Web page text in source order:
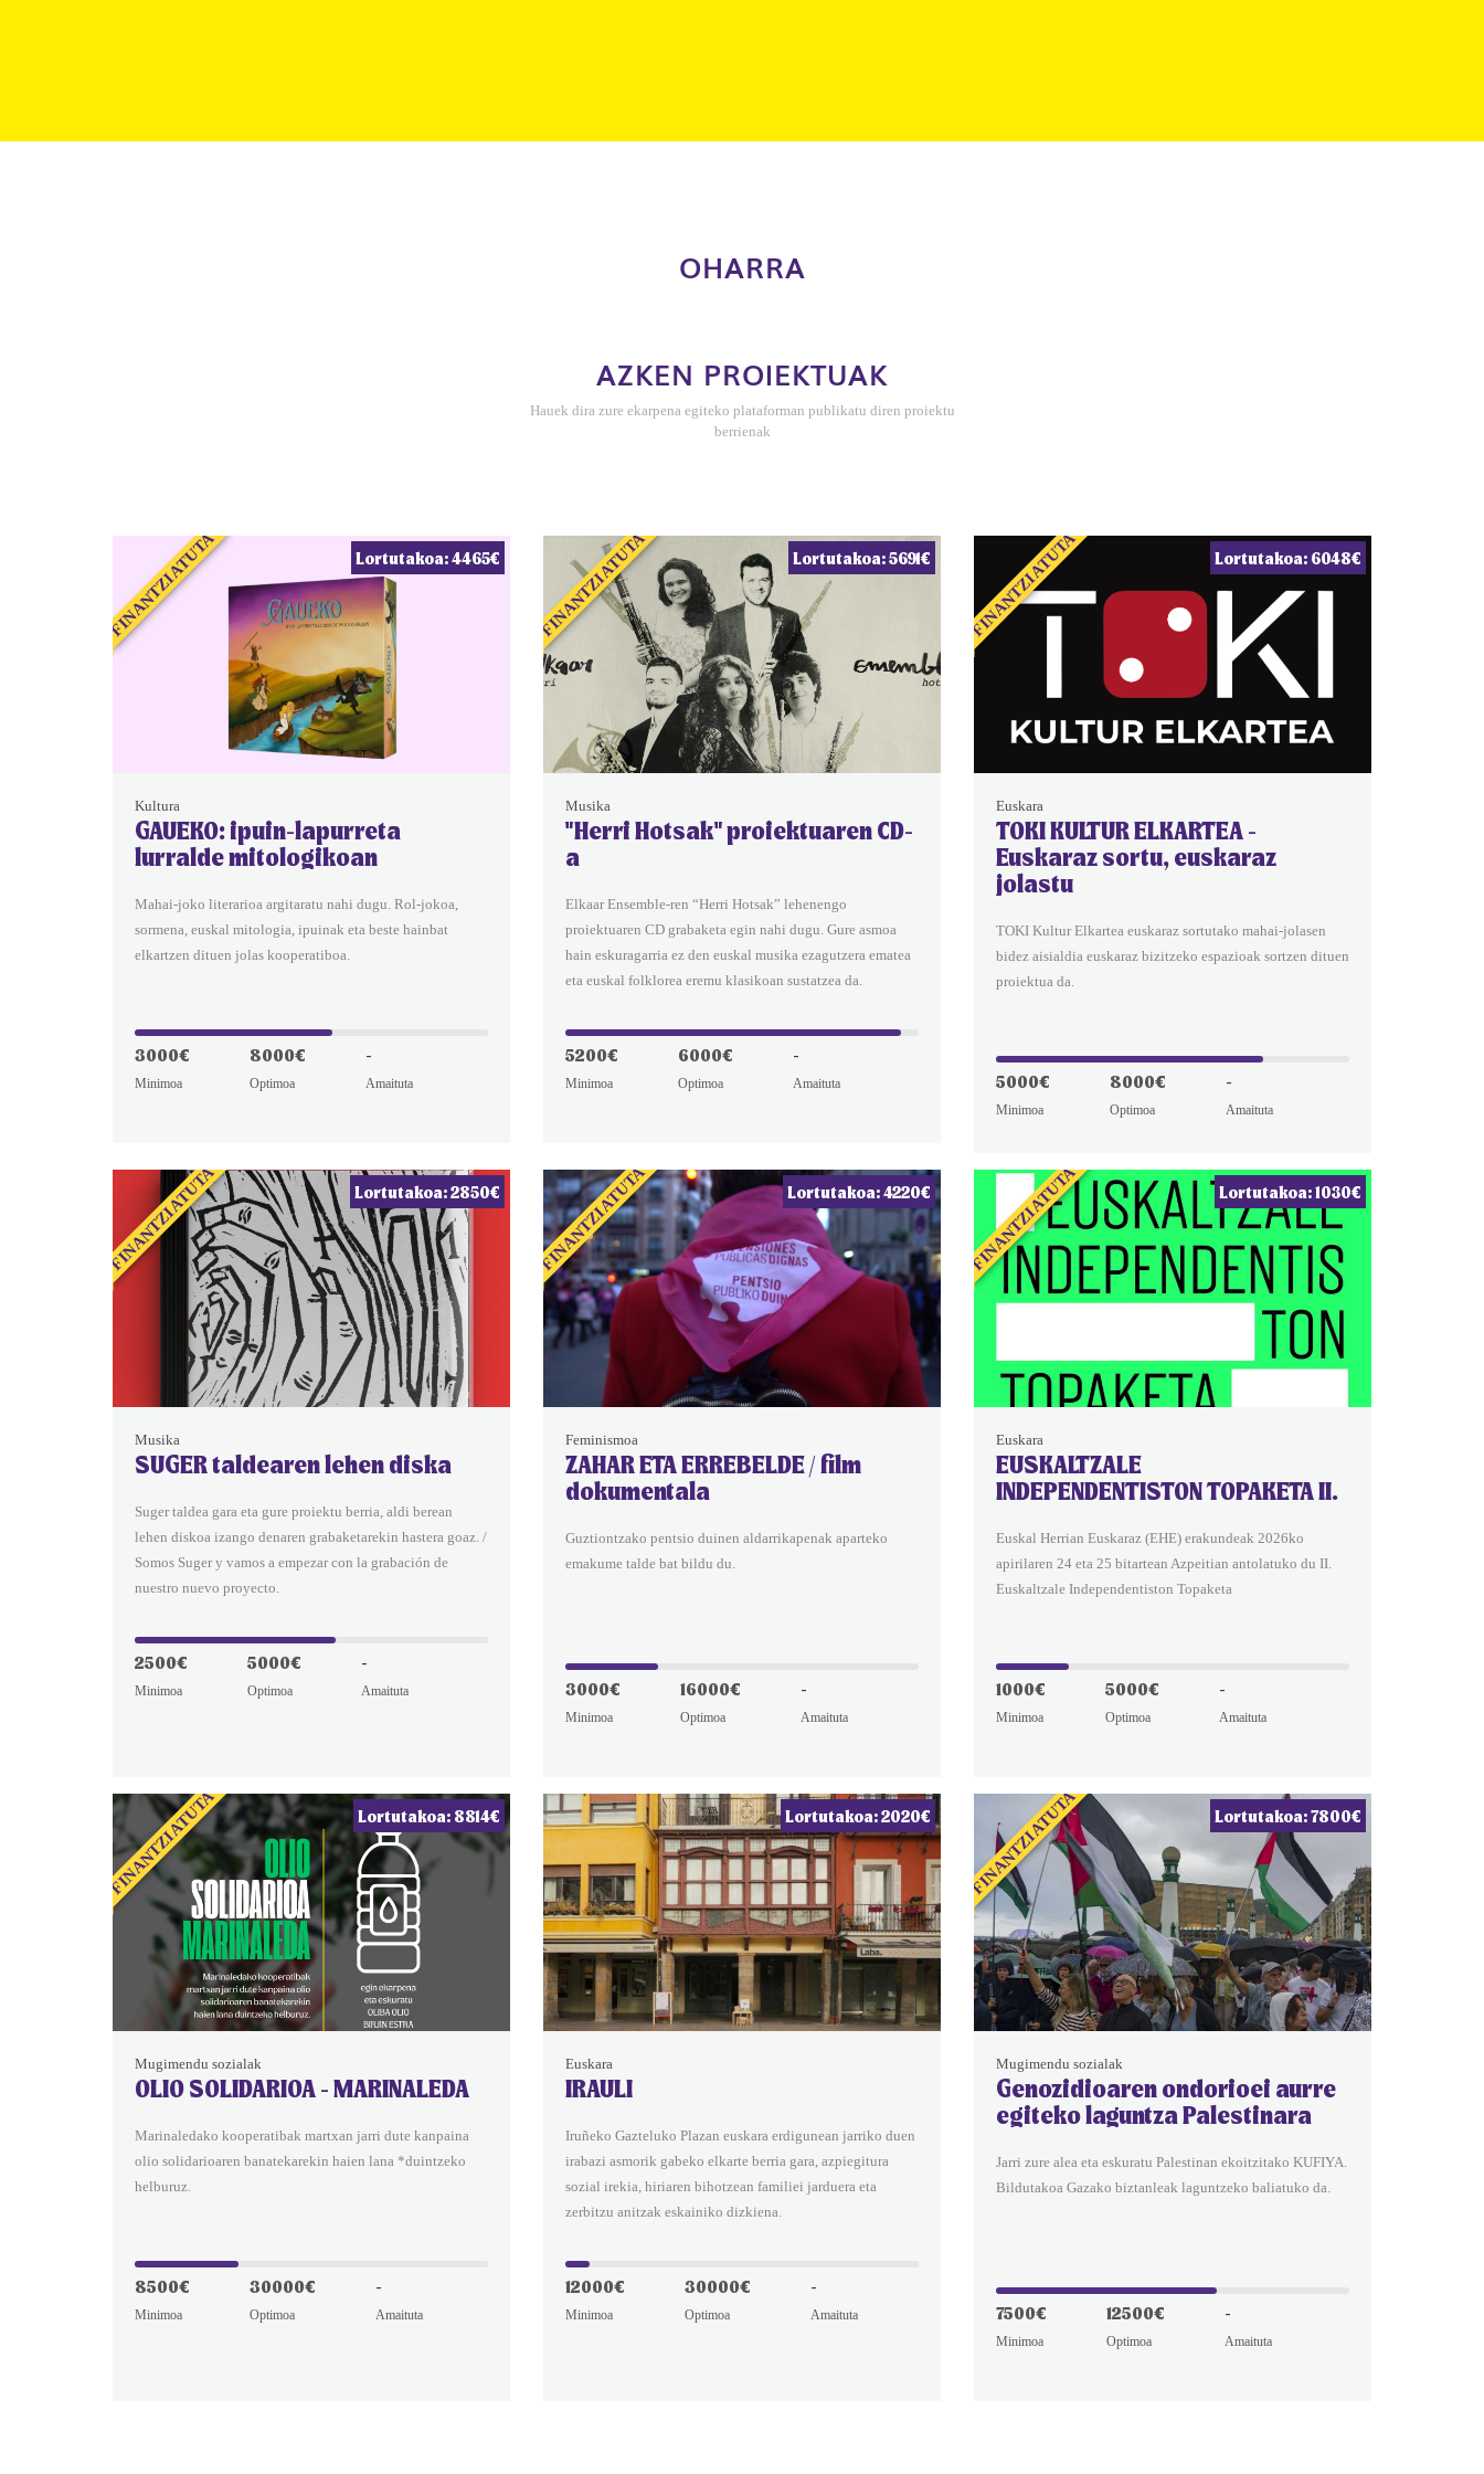
OHARRA
AZKEN PROIEKTUAK
Hauek dira zure ekarpena egiteko plataforman publikatu diren proiektu
berrienak
FINANTZIATUTA Lortutakoa: 4465€
Kultura
GAUEKO: ipuin-lapurreta
lurralde mitologikoan
Mahai-joko literarioa argitaratu nahi dugu. Rol-jokoa,
sormena, euskal mitologia, ipuinak eta beste hainbat
elkartzen dituen jolas kooperatiboa.
3000€
Minimoa
8000€
Optimoa
-
Amaituta
FINANTZIATUTA Lortutakoa: 5691€
Musika
"Herri Hotsak" proiektuaren CD-
a
Elkaar Ensemble-ren “Herri Hotsak” lehenengo
proiektuaren CD grabaketa egin nahi dugu. Gure asmoa
hain eskuragarria ez den euskal musika ezagutzera ematea
eta euskal folklorea eremu klasikoan sustatzea da.
5200€
Minimoa
6000€
Optimoa
-
Amaituta
FINANTZIATUTA Lortutakoa: 6048€
Euskara
TOKI KULTUR ELKARTEA -
Euskaraz sortu, euskaraz
jolastu
TOKI Kultur Elkartea euskaraz sortutako mahai-jolasen
bidez aisialdia euskaraz bizitzeko espazioak sortzen dituen
proiektua da.
5000€
Minimoa
8000€
Optimoa
-
Amaituta
FINANTZIATUTA Lortutakoa: 2850€
Musika
SUGER taldearen lehen diska
Suger taldea gara eta gure proiektu berria, aldi berean
lehen diskoa izango denaren grabaketarekin hastera goaz. /
Somos Suger y vamos a empezar con la grabación de
nuestro nuevo proyecto.
2500€
Minimoa
5000€
Optimoa
-
Amaituta
FINANTZIATUTA Lortutakoa: 4220€
Feminismoa
ZAHAR ETA ERREBELDE / film
dokumentala
Guztiontzako pentsio duinen aldarrikapenak aparteko
emakume talde bat bildu du.
3000€
Minimoa
16000€
Optimoa
-
Amaituta
FINANTZIATUTA Lortutakoa: 1030€
Euskara
EUSKALTZALE
INDEPENDENTISTON TOPAKETA II.
Euskal Herrian Euskaraz (EHE) erakundeak 2026ko
apirilaren 24 eta 25 bitartean Azpeitian antolatuko du II.
Euskaltzale Independentiston Topaketa
1000€
Minimoa
5000€
Optimoa
-
Amaituta
FINANTZIATUTA Lortutakoa: 8814€
Mugimendu sozialak
OLIO SOLIDARIOA - MARINALEDA
Marinaledako kooperatibak martxan jarri dute kanpaina
olio solidarioaren banatekarekin haien lana *duintzeko
helburuz.
8500€
Minimoa
30000€
Optimoa
-
Amaituta
Lortutakoa: 2020€
Euskara
IRAULI
Iruñeko Gazteluko Plazan euskara erdigunean jarriko duen
irabazi asmorik gabeko elkarte berria gara, azpiegitura
sozial irekia, hiriaren bihotzean familiei jarduera eta
zerbitzu anitzak eskainiko dizkiena.
12000€
Minimoa
30000€
Optimoa
-
Amaituta
FINANTZIATUTA Lortutakoa: 7800€
Mugimendu sozialak
Genozidioaren ondorioei aurre
egiteko laguntza Palestinara
Jarri zure alea eta eskuratu Palestinan ekoitzitako KUFIYA.
Bildutakoa Gazako biztanleak laguntzeko baliatuko da.
7500€
Minimoa
12500€
Optimoa
-
Amaituta